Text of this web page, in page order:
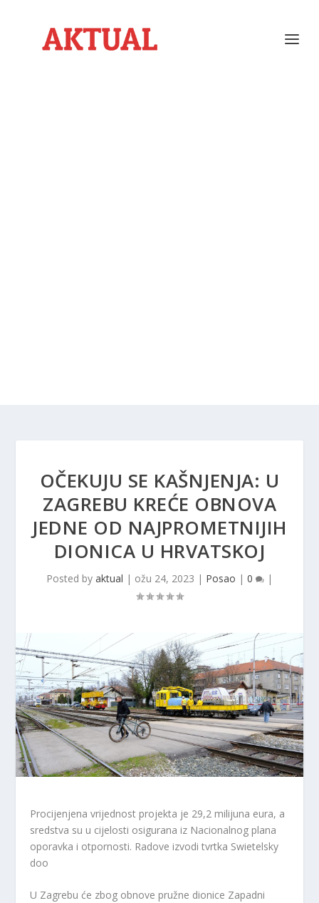
OČEKUJU SE KAŠNJENJA: U
ZAGREBU KREĆE OBNOVA
JEDNE OD NAJPROMETNIJIH
DIONICA U HRVATSKOJ
Posted by aktual | ožu 24, 2023 | Posao | 0 |
Procijenjena vrijednost projekta je 29,2 milijuna eura, a
sredstva su u cijelosti osigurana iz Nacionalnog plana
oporavka i otpornosti. Radove izvodi tvrtka Swietelsky
doo
U Zagrebu će zbog obnove pružne dionice Zapadni